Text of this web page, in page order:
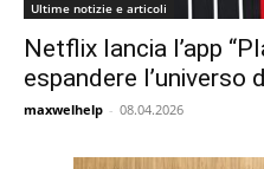
Ultime notizie e articoli
Netflix lancia l’app
espandere l’universo
maxwelhelp - 08.04.2026